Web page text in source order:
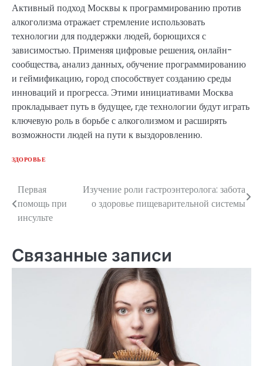
Активный подход Москвы к программированию против
алкоголизма отражает стремление использовать
технологии для поддержки людей, борющихся с
зависимостью. Применяя цифровые решения, онлайн-
сообщества, анализ данных, обучение программированию
и геймификацию, город способствует созданию среды
инноваций и прогресса. Этими инициативами Москва
прокладывает путь в будущее, где технологии будут играть
ключевую роль в борьбе с алкоголизмом и расширять
возможности людей на пути к выздоровлению.
ЗДОРОВЬЕ
Навигация
по
Первая
помощь при
инсульте
Изучение роли гастроэнтеролога: забота
о здоровье пищеварительной системы
Связанные записи